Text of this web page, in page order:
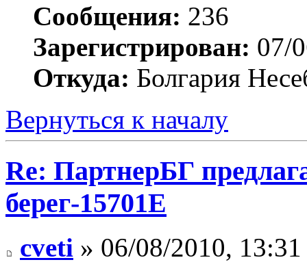
Сообщения: 236
Зарегистрирован: 07/
Откуда: Болгария
Вернуться к началу
Re: ПартнерБГ
берег-15701Е
cveti » 06/08/2010, 13:31